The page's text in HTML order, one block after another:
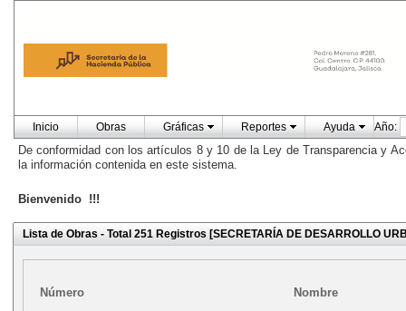
Inicio Obras Gráficas Reportes Ayuda Año:
De conformidad con los artículos 8 y 10 de la Ley de Transparencia y
la información contenida en este sistema.
Bienvenido !!!
Lista de Obras - Total 251 Registros [SECRETARÍA DE DESARROLLO
Número Nombre